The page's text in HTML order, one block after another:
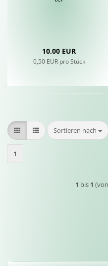
10,00 EUR
0,50 EUR pro Stück
Sortieren nach
Sortieren nach
1
1 bis 1